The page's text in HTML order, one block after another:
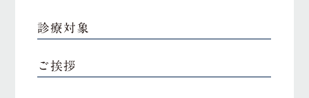
診療対象
ご挨拶